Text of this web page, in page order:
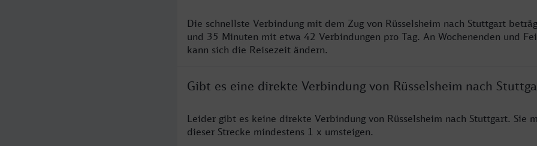
Die schnellste Verbindung mit dem Zug von Rüsselsheim nach Stuttgart
und 35 Minuten mit etwa 42 Verbindungen pro Tag. An Wochenenden und
kann sich die Reisezeit ändern.
Gibt es eine direkte Verbindung von Rüsselsheim nach
Leider gibt es keine direkte Verbindung von Rüsselsheim nach Stuttgart. Sie
dieser Strecke mindestens 1 x umsteigen.